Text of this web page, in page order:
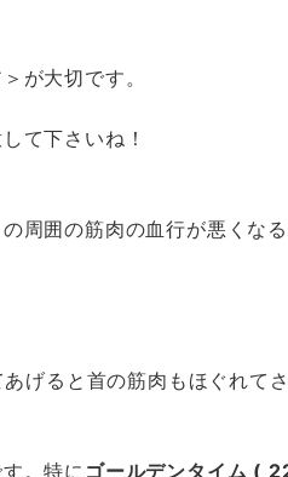
が大切です。
て下さいね！
周囲の筋肉の血行が悪くな
げると首の筋肉もほぐれて
。特に ゴールデンタイム (